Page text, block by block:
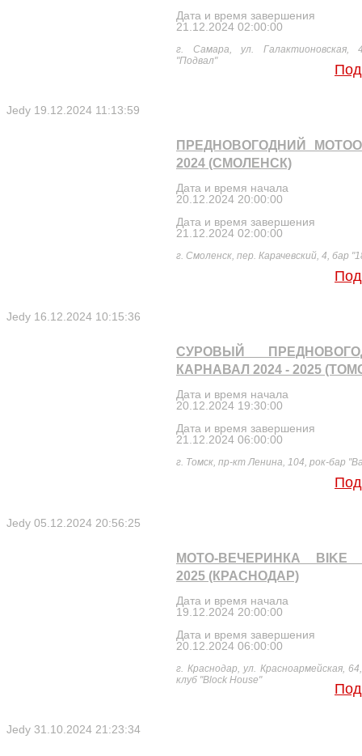
Дата и время завершения
21.12.2024 02:00:00
г. Самара, ул. Галактионовская,
"Подвал"
Jedy 19.12.2024 11:13:59
ПРЕДНОВОГОДНИЙ
2024 (СМОЛЕНСК)
Дата и время начала
20.12.2024 20:00:00
Дата и время завершения
21.12.2024 02:00:00
г. Смоленск, пер. Карачевский, 4, бар
Jedy 16.12.2024 10:15:36
СУРОВЫЙ
КАРНАВАЛ 2024 - 2025
Дата и время начала
20.12.2024 19:30:00
Дата и время завершения
21.12.2024 06:00:00
г. Томск, пр-кт Ленина, 104, рок-бар
Jedy 05.12.2024 20:56:25
МОТО-ВЕЧЕРИНКА BIKE
2025 (КРАСНОДАР)
Дата и время начала
19.12.2024 20:00:00
Дата и время завершения
20.12.2024 06:00:00
г. Краснодар, ул. Красноармейская,
клуб "Block House"
Jedy 31.10.2024 21:23:34